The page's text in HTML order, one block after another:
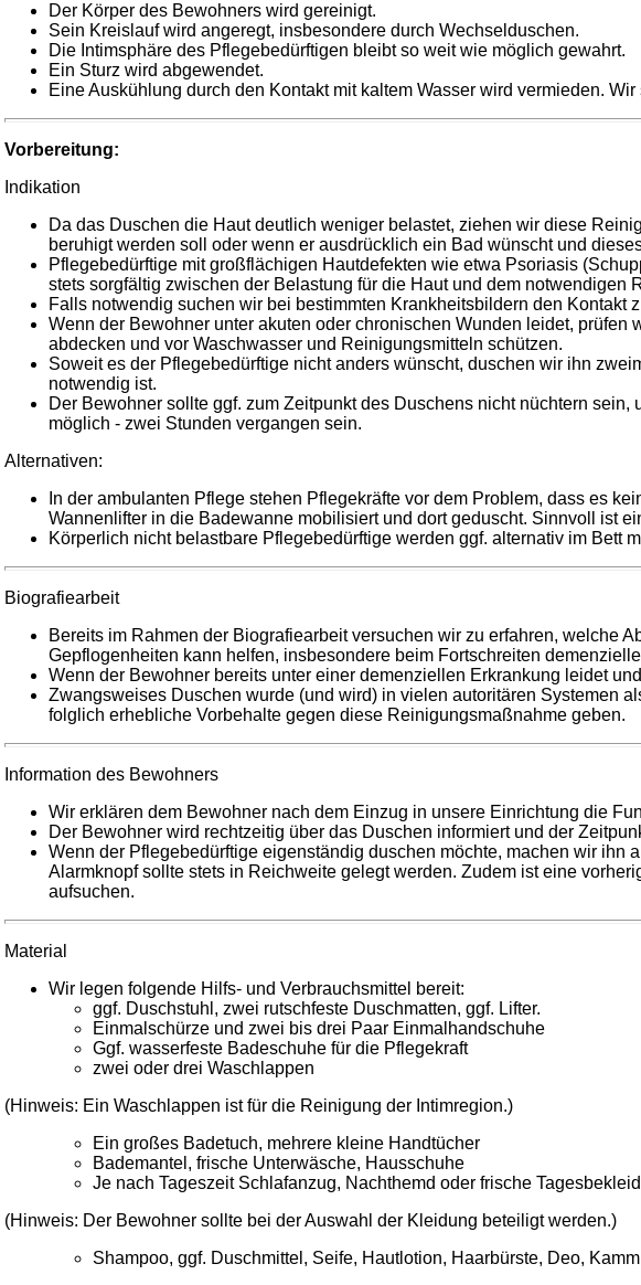
Der Körper des Bewohners wird gereinigt.
Sein Kreislauf wird angeregt, insbesondere durch Wechselduschen.
Die Intimsphäre des Pflegebedürftigen bleibt so weit wie möglich gewahrt.
Ein Sturz wird abgewendet.
Eine Auskühlung durch den Kontakt mit kaltem Wasser wird vermieden.
Vorbereitung:
Indikation
Da das Duschen die Haut deutlich weniger belastet, ziehen wir diese
beruhigt werden soll oder wenn er ausdrücklich ein Bad wünscht und
Pflegebedürftige mit großflächigen Hautdefekten wie etwa Psoriasis
stets sorgfältig zwischen der Belastung für die Haut und dem notwendigen
Falls notwendig suchen wir bei bestimmten Krankheitsbildern den
Wenn der Bewohner unter akuten oder chronischen Wunden leidet,
abdecken und vor Waschwasser und Reinigungsmitteln schützen.
Soweit es der Pflegebedürftige nicht anders wünscht, duschen wir ihn
notwendig ist.
Der Bewohner sollte ggf. zum Zeitpunkt des Duschens nicht nüchtern
möglich - zwei Stunden vergangen sein.
Alternativen:
In der ambulanten Pflege stehen Pflegekräfte vor dem Problem, dass es
Wannenlifter in die Badewanne mobilisiert und dort geduscht. Sinnvoll ist
Körperlich nicht belastbare Pflegebedürftige werden ggf. alternativ im Bett
Biografiearbeit
Bereits im Rahmen der Biografiearbeit versuchen wir zu erfahren, welche
Gepflogenheiten kann helfen, insbesondere beim Fortschreiten
Wenn der Bewohner bereits unter einer demenziellen Erkrankung leidet
Zwangsweises Duschen wurde (und wird) in vielen autoritären Systemen
folglich erhebliche Vorbehalte gegen diese Reinigungsmaßnahme geben.
Information des Bewohners
Wir erklären dem Bewohner nach dem Einzug in unsere Einrichtung die
Der Bewohner wird rechtzeitig über das Duschen informiert und der
Wenn der Pflegebedürftige eigenständig duschen möchte, machen wir
Alarmknopf sollte stets in Reichweite gelegt werden. Zudem ist eine
aufsuchen.
Material
Wir legen folgende Hilfs- und Verbrauchsmittel bereit:
ggf. Duschstuhl, zwei rutschfeste Duschmatten, ggf. Lifter.
Einmalschürze und zwei bis drei Paar Einmalhandschuhe
Ggf. wasserfeste Badeschuhe für die Pflegekraft
zwei oder drei Waschlappen
(Hinweis: Ein Waschlappen ist für die Reinigung der Intimregion.)
Ein großes Badetuch, mehrere kleine Handtücher
Bademantel, frische Unterwäsche, Hausschuhe
Je nach Tageszeit Schlafanzug, Nachthemd oder frische
(Hinweis: Der Bewohner sollte bei der Auswahl der Kleidung beteiligt werden.)
Shampoo, ggf. Duschmittel, Seife, Hautlotion, Haarbürste, Deo,